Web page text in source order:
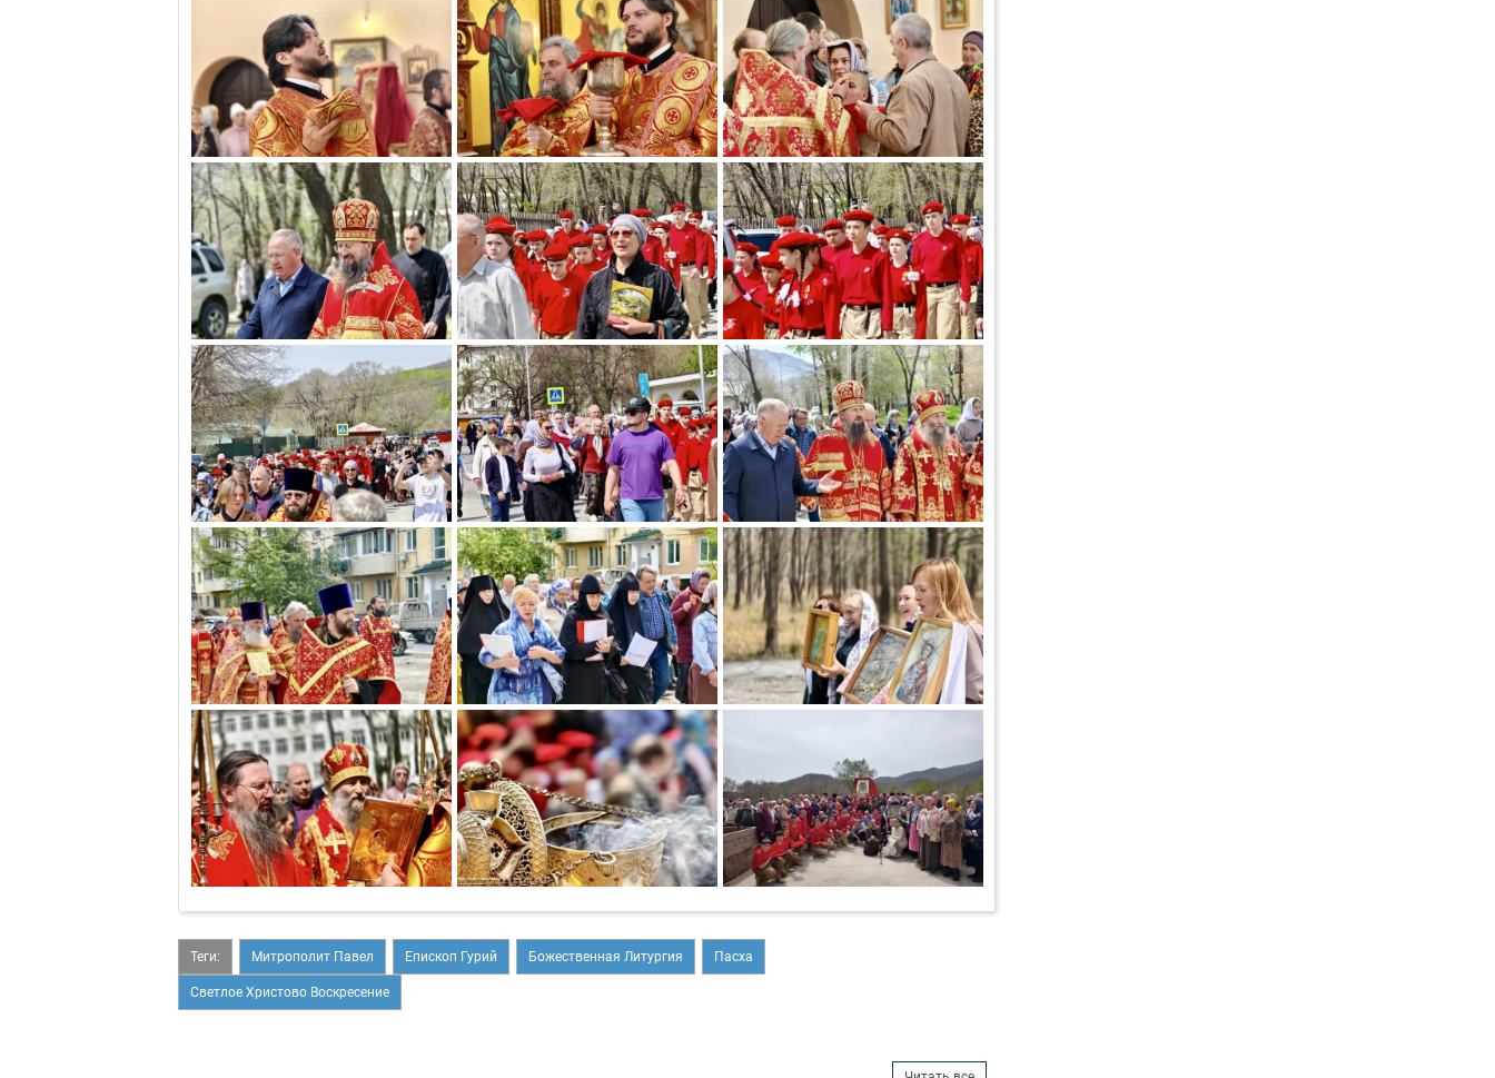
Теги: Митрополит Павел Епископ Гурий Божественная Литургия Пасха
Светлое Христово Воскресение